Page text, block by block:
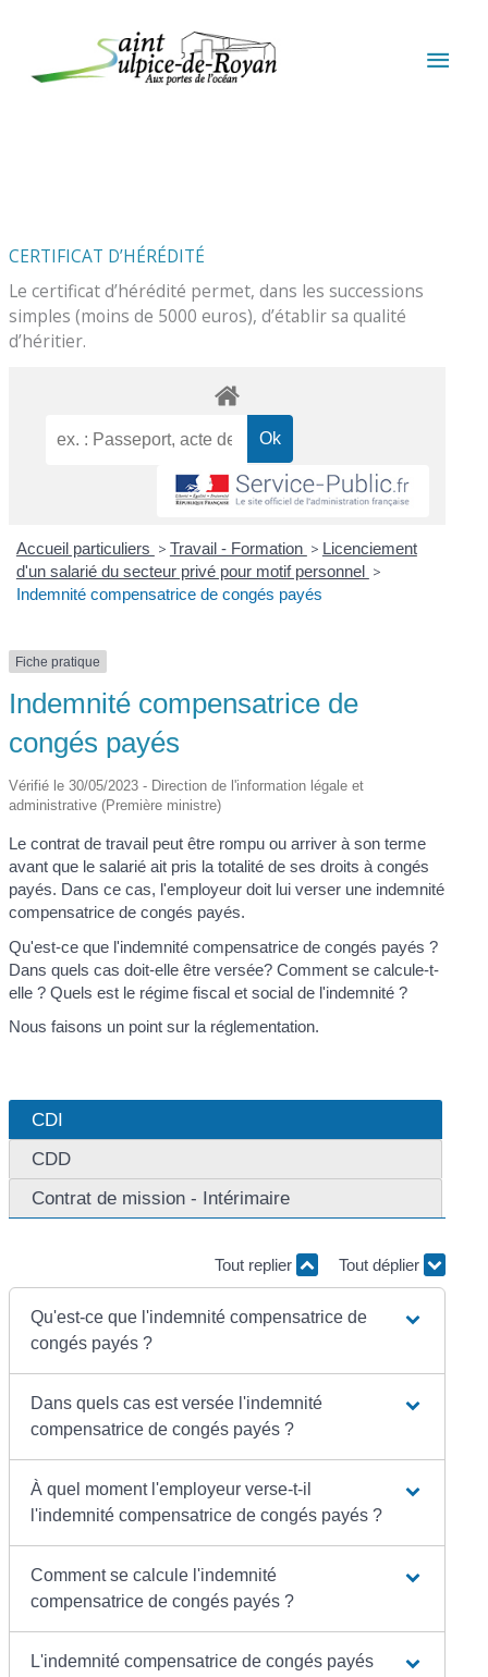
CERTIFICAT D’HÉRÉDITÉ
Le certificat d’hérédité permet, dans les successions
simples (moins de 5000 euros), d’établir sa qualité
d’héritier.
Accueil particuliers > Travail - Formation > Licenciement
d'un salarié du secteur privé pour motif personnel >
Indemnité compensatrice de congés payés
Fiche pratique
Indemnité compensatrice de
congés payés
Vérifié le 30/05/2023 - Direction de l'information légale et
administrative (Première ministre)
Le contrat de travail peut être rompu ou arriver à son terme
avant que le salarié ait pris la totalité de ses droits à congés
payés. Dans ce cas, l'employeur doit lui verser une indemnité
compensatrice de congés payés.
Qu'est-ce que l'indemnité compensatrice de congés payés ?
Dans quels cas doit-elle être versée? Comment se calcule-t-
elle ? Quels est le régime fiscal et social de l'indemnité ?
Nous faisons un point sur la réglementation.
CDI
CDD
Contrat de mission - Intérimaire
Tout replier Tout déplier
Qu'est-ce que l'indemnité compensatrice de
congés payés ?
Dans quels cas est versée l'indemnité
compensatrice de congés payés ?
À quel moment l'employeur verse-t-il
l'indemnité compensatrice de congés payés ?
Comment se calcule l'indemnité
compensatrice de congés payés ?
L'indemnité compensatrice de congés payés